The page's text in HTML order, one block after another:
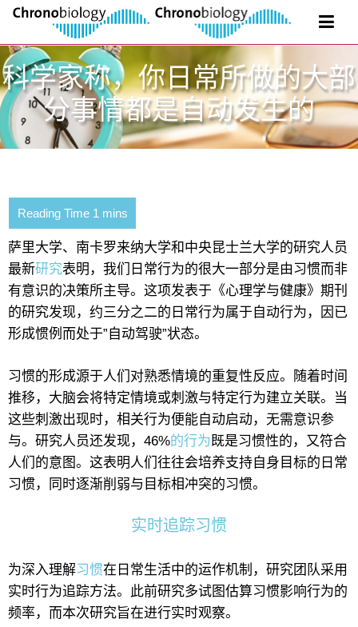
科学家称，你日常所做的大部
分事情都是自动发生的
萨里大学、南卡罗来纳大学和中央昆士兰大学的研究人员
最新研究表明，我们日常行为的很大一部分是由习惯而非
有意识的决策所主导。这项发表于《心理学与健康》期刊
的研究发现，约三分之二的日常行为属于自动行为，因已
形成惯例而处于”自动驾驶”状态。
习惯的形成源于人们对熟悉情境的重复性反应。随着时间
推移，大脑会将特定情境或刺激与特定行为建立关联。当
这些刺激出现时，相关行为便能自动启动，无需意识参
与。研究人员还发现，46%的行为既是习惯性的，又符合
人们的意图。这表明人们往往会培养支持自身目标的日常
习惯，同时逐渐削弱与目标相冲突的习惯。
实时追踪习惯
为深入理解习惯在日常生活中的运作机制，研究团队采用
实时行为追踪方法。此前研究多试图估算习惯影响行为的
频率，而本次研究旨在进行实时观察。